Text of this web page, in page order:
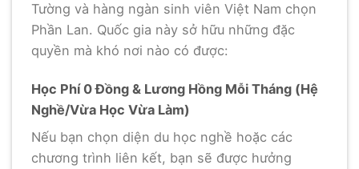
Tường và hàng ngàn sinh viên Việt Nam chọn
Phần Lan. Quốc gia này sở hữu những đặc
quyền mà khó nơi nào có được:
Học Phí 0 Đồng & Lương Hồng Mỗi Tháng (Hệ
Nghề/Vừa Học Vừa Làm)
Nếu bạn chọn diện du học nghề hoặc các
chương trình liên kết, bạn sẽ được hưởng